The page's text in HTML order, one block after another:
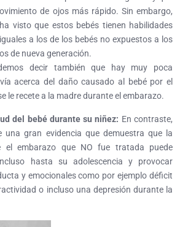
de ojos más rápido. Sin embargo,
visto que estos bebés tienen habilidades
a los de los bebés no expuestos a los
de nueva generación.
decir también que hay muy poca
acerca del daño causado al bebé por el
le recete a la madre durante el embarazo.
del bebé durante su niñez: En contraste,
una gran evidencia que demuestra que la
el embarazo que NO fue tratada puede
hasta su adolescencia y provocar
y emocionales como por ejemplo déficit
o incluso una depresión durante la